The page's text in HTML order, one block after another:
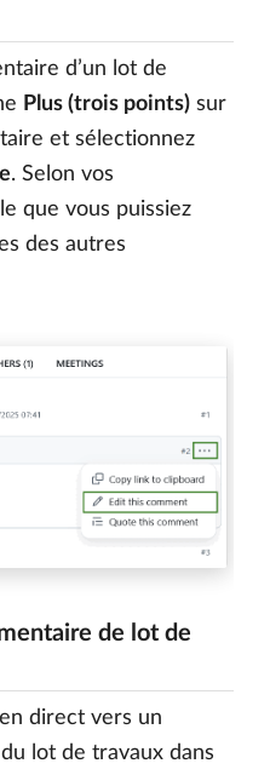
d’un lot de
Plus (trois points) sur
et sélectionnez
. Selon vos
que vous puissiez
des autres
de lot de
direct vers un
lot de travaux dans